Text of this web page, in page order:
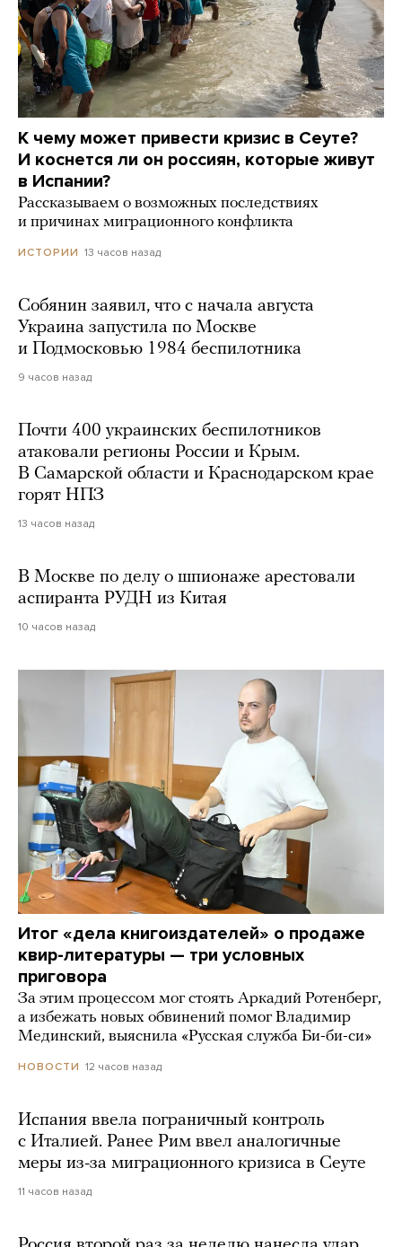
К чему может привести кризис в Сеуте?
И коснется ли он россиян, которые живут
в Испании?
Рассказываем о возможных последствиях
и причинах миграционного конфликта
ИСТОРИИ 13 часов назад
Собянин заявил, что с начала августа
Украина запустила по Москве
и Подмосковью 1984 беспилотника
9 часов назад
Почти 400 украинских беспилотников
атаковали регионы России и Крым.
В Самарской области и Краснодарском крае
горят НПЗ
13 часов назад
В Москве по делу о шпионаже арестовали
аспиранта РУДН из Китая
10 часов назад
Итог «дела книгоиздателей» о продаже
квир-литературы — три условных
приговора
За этим процессом мог стоять Аркадий Ротенберг,
а избежать новых обвинений помог Владимир
Мединский, выяснила «Русская служба Би-би-си»
НОВОСТИ 12 часов назад
Испания ввела пограничный контроль
с Италией. Ранее Рим ввел аналогичные
меры из-за миграционного кризиса в Сеуте
11 часов назад